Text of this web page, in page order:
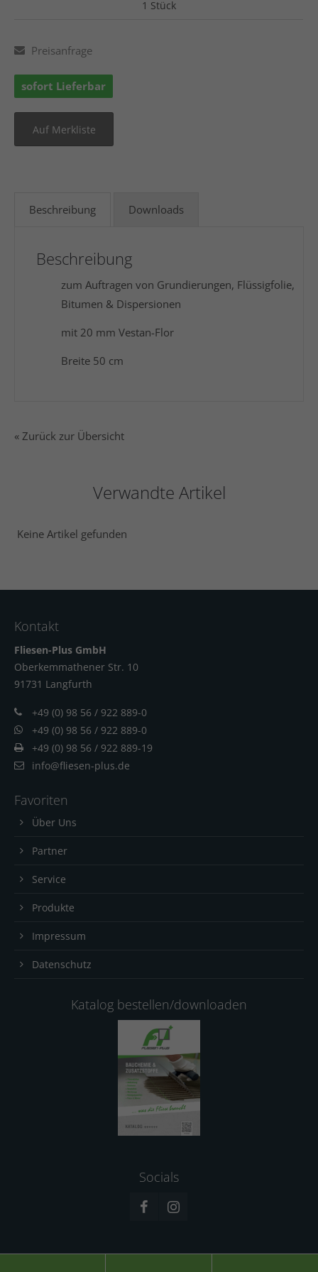
1 Stück
Preisanfrage
sofort Lieferbar
Beschreibung Downloads
Beschreibung
zum Auftragen von Grundierungen, Flüssigfolie,
Bitumen & Dispersionen
mit 20 mm Vestan-Flor
Breite 50 cm
« Zurück zur Übersicht
Verwandte Artikel
Keine Artikel gefunden
Kontakt
Fliesen-Plus GmbH
Oberkemmathener Str. 10
91731 Langfurth
+49 (0) 98 56 / 922 889-0
+49 (0) 98 56 / 922 889-0
+49 (0) 98 56 / 922 889-19
info@fliesen-plus.de
Favoriten
Über Uns
Partner
Service
Produkte
Impressum
Datenschutz
Katalog bestellen/downloaden
Socials